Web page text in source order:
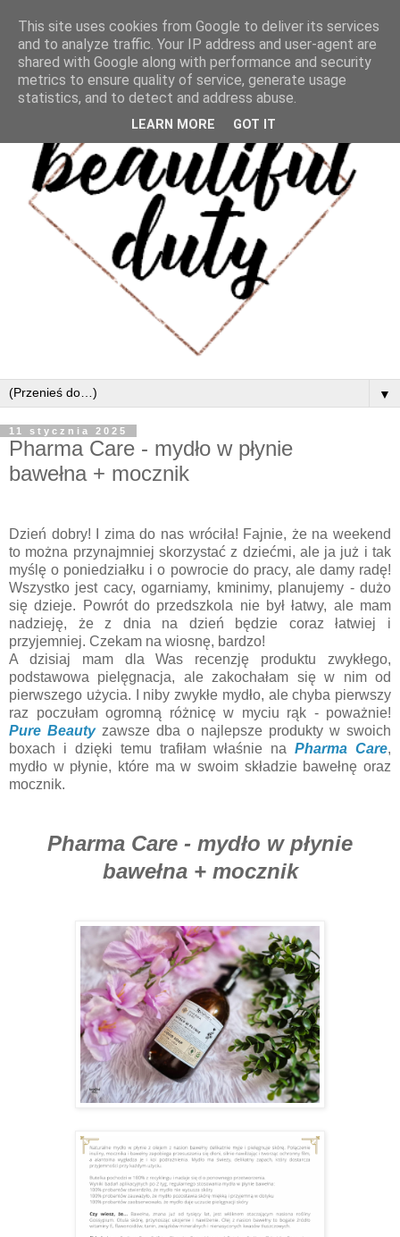
▼
11 stycznia 2025
Pharma Care - mydło w płynie
bawełna + mocznik
Dzień dobry! I zima do nas wróciła! Fajnie, że na weekend
to można przynajmniej skorzystać z dziećmi, ale ja już i tak
myślę o poniedziałku i o powrocie do pracy, ale damy radę!
Wszystko jest cacy, ogarniamy, kminimy, planujemy - dużo
się dzieje. Powrót do przedszkola nie był łatwy, ale mam
nadzieję, że z dnia na dzień będzie coraz łatwiej i
przyjemniej. Czekam na wiosnę, bardzo!
A dzisiaj mam dla Was recenzję produktu zwykłego,
podstawowa pielęgnacja, ale zakochałam się w nim od
pierwszego użycia. I niby zwykłe mydło, ale chyba pierwszy
raz poczułam ogromną różnicę w myciu rąk - poważnie!
Pure Beautyzawsze dba o najlepsze produkty w swoich
boxach i dzięki temu trafiłam właśnie naPharma Care,
mydło w płynie, które ma w swoim składzie bawełnę oraz
mocznik.
Pharma Care - mydło w płynie
bawełna + mocznik
This site uses cookies from Google to deliver its services
and to analyze traffic. Your IP address and user-agent are
shared with Google along with performance and security
metrics to ensure quality of service, generate usage
statistics, and to detect and address abuse.
LEARN MORE GOT IT